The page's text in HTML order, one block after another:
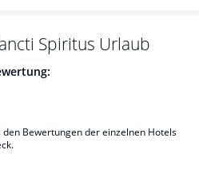
Spiritus Urlaub
Bewertungen der einzelnen Hotels